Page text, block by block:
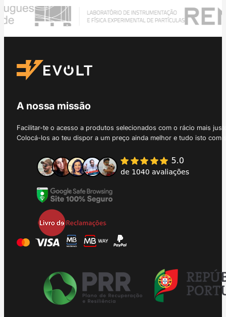
A nossa missão
Facilitar-te o acesso a produtos selecionados com o rácio mais
Colocá-los ao teu dispor a um preço ainda melhor e tudo isto